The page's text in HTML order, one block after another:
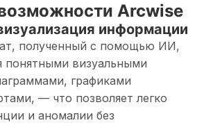
Arcwise
информации
полученный с помощью ИИ,
понятными визуальными
графиками
— что позволяет легко
и аномалии без